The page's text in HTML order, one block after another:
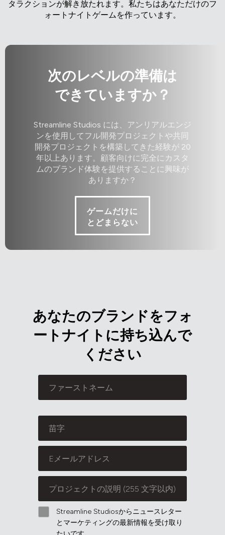
タラクションが解き放たれます。私たちはあなただけのフ
ォートナイトゲームを作っています。
次のレベルの準備は
できていますか？
Streamline Studios には、アンリアルエンジ
ンを使用してフル開発プロジェクトや共同
開発プロジェクトを構築してきた経験が 20
年以上あります。顧客向けに完全にカスタ
ムのブランド体験を提供することに興味が
ありますか？
ゲームだけに
とどまらない
あなたのブランドをフォ
ートナイトに持ち込んで
ください
Streamline Studiosからニュースレター
とマーケティングの最新情報を受け取り